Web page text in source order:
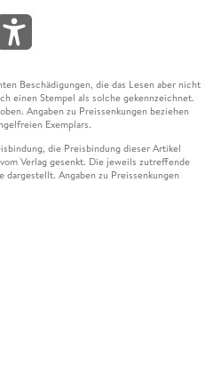
Beschädigungen, die das Lesen aber nicht
einen Stempel als solche gekennzeichnet.
Angaben zu Preissenkungen beziehen
Exemplars.
die Preisbindung dieser Artikel
Verlag gesenkt. Die jeweils zutreffende
Angaben zu Preissenkungen